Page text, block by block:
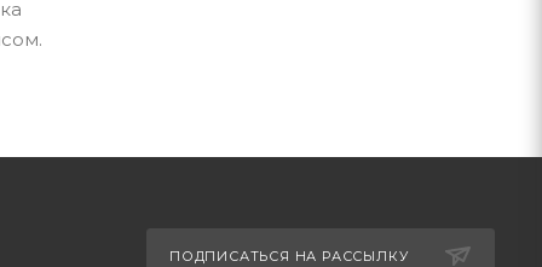
ПОДПИСАТЬСЯ НА РАССЫЛКУ